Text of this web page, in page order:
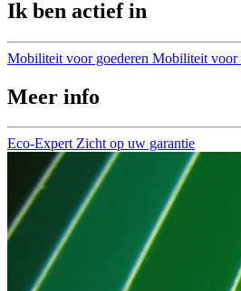
Ik ben actief in
Mobiliteit voor goederen Mobiliteit voor
Meer info
Eco-Expert Zicht op uw garantie